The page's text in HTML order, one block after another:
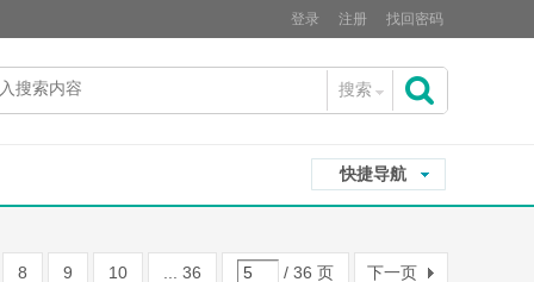
登录 注册 找回密码
搜索
快捷导航
8 9 10 ... 36 / 36 页 下一页